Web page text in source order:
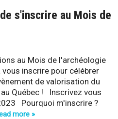
s'inscrire au Mois de
au Mois de l'archéologie
inscrire pour célébrer
de valorisation du
Québec ! Inscrivez vous
Pourquoi m'inscrire ?
more »